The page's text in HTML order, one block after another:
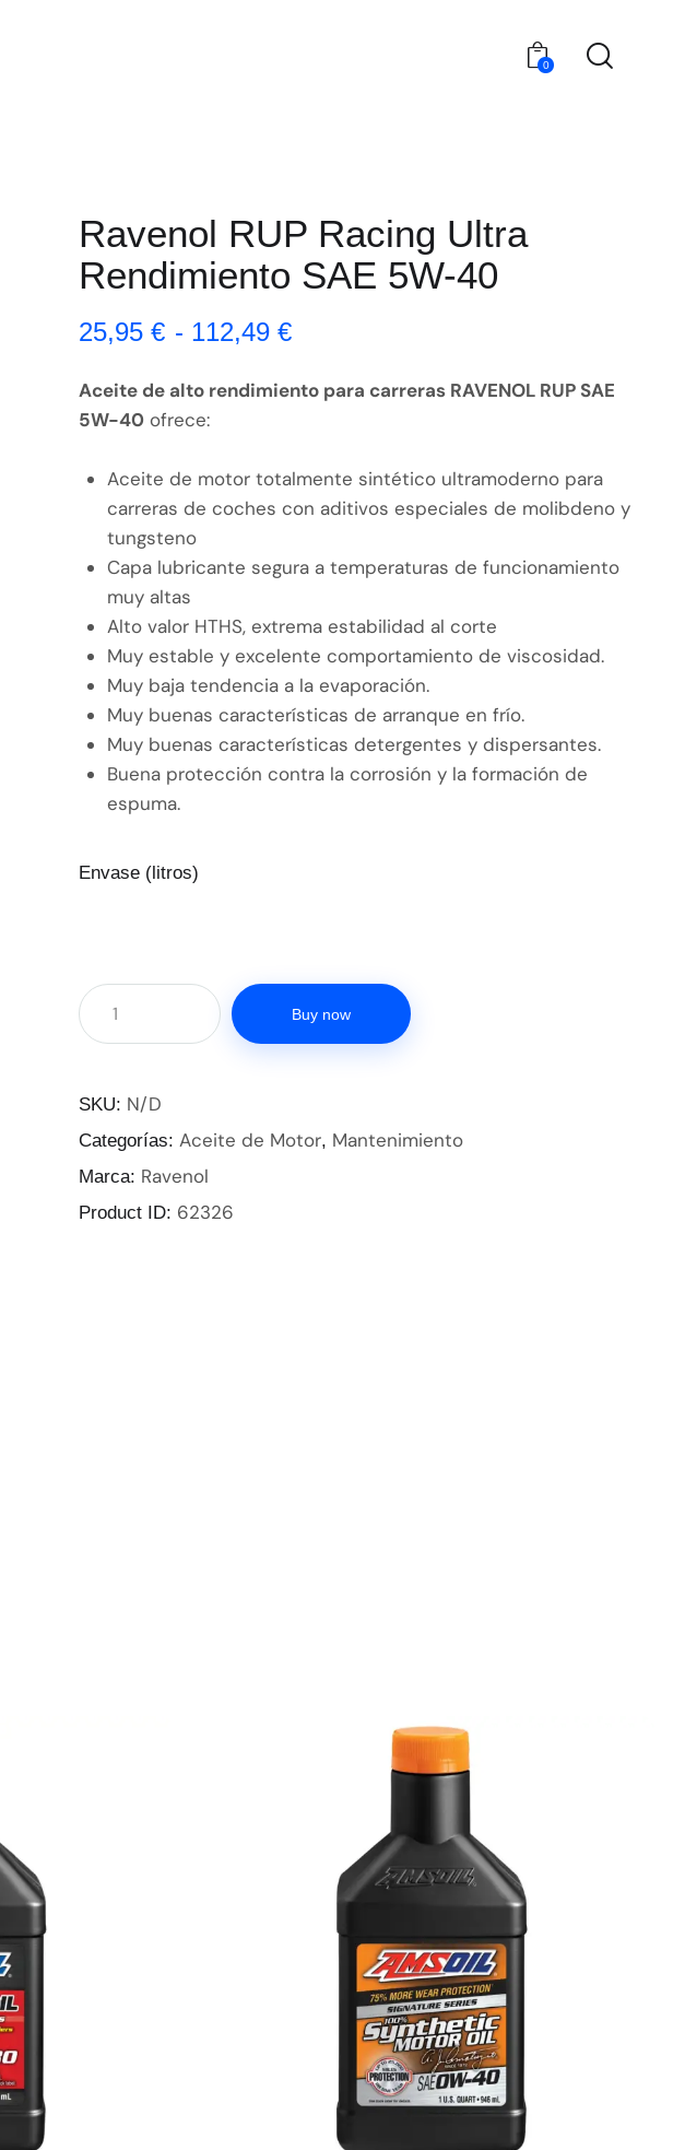
0
Ravenol RUP Racing Ultra
Rendimiento SAE 5W-40
25,95€ - 112,49€
Aceite de alto rendimiento para carreras RAVENOL RUP SAE
5W-40 ofrece:
Aceite de motor totalmente sintético ultramoderno para
carreras de coches con aditivos especiales de molibdeno y
tungsteno
Capa lubricante segura a temperaturas de funcionamiento
muy altas
Alto valor HTHS, extrema estabilidad al corte
Muy estable y excelente comportamiento de viscosidad.
Muy baja tendencia a la evaporación.
Muy buenas características de arranque en frío.
Muy buenas características detergentes y dispersantes.
Buena protección contra la corrosión y la formación de
espuma.
Envase (litros)
Buy now
SKU: N/D
Categorías:Aceite de Motor, Mantenimiento
Marca: Ravenol
Product ID: 62326